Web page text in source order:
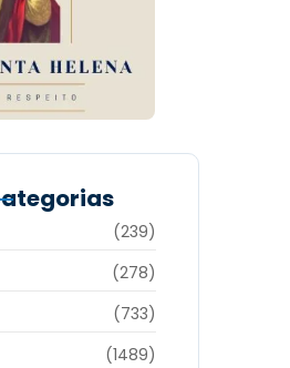
(239)
(278)
(733)
(1489)